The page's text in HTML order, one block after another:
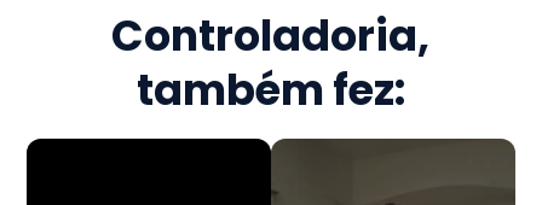
Controladoria,
também fez: